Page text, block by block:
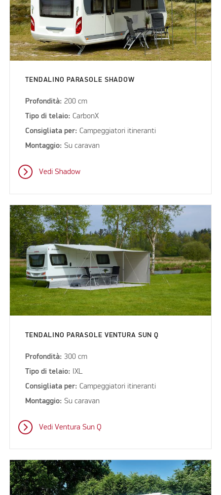
TENDALINO PARASOLE SHADOW
Profondità:200 cm
Tipo di telaio:CarbonX
Consigliata per:Campeggiatori itineranti
Montaggio:Su caravan
Vedi Shadow
TENDALINO PARASOLE VENTURA SUN Q
Profondità:300 cm
Tipo di telaio: IXL
Consigliata per:Campeggiatori itineranti
Montaggio:Su caravan
Vedi Ventura Sun Q